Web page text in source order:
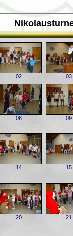
02 03
08 09
14 15
20 21